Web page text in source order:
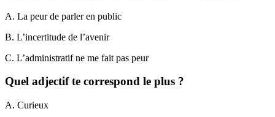
A. La peur de parler en public
B. L’incertitude de l’avenir
C. L’administratif ne me fait pas peur
Quel adjectif te correspond le plus ?
A. Curieux